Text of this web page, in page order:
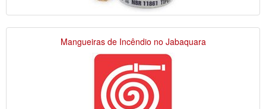
Mangueiras de Incêndio no Jabaquara